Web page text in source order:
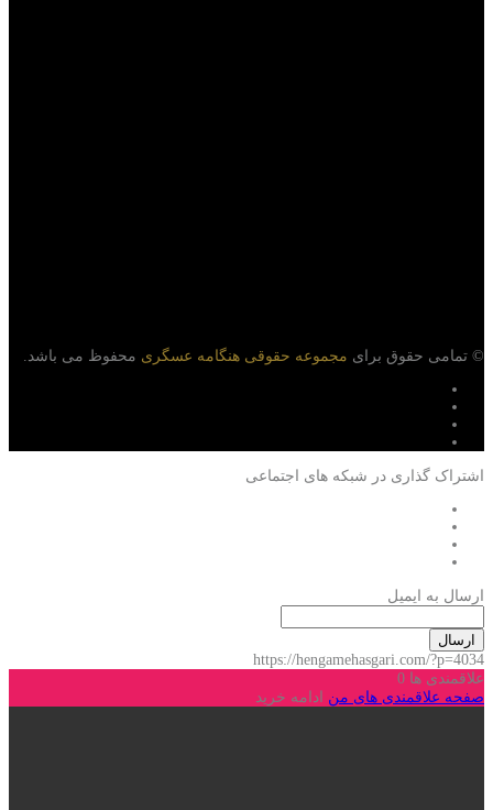
© تمامی حقوق برای مجموعه حقوقی هنگامه عسگری محفوظ می باشد.
اشتراک گذاری در شبکه های اجتماعی
ارسال به ایمیل
ارسال
https://hengamehasgari.com/?p=4034
علاقمندی ها 0
صفحه علاقمندی های من ادامه خرید